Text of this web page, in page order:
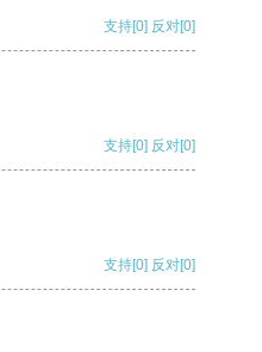
支持[0] 反对[0]
支持[0] 反对[0]
支持[0] 反对[0]